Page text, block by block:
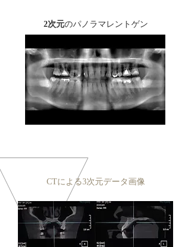
2次元のパノラマレントゲン
CTによる3次元データ画像